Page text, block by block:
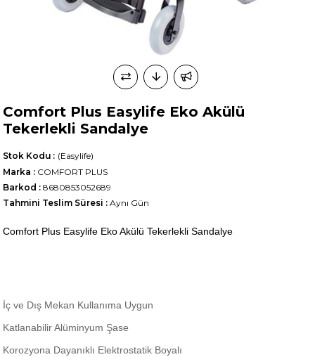
Comfort Plus Easylife Eko Akülü
Tekerlekli Sandalye
(Easylife)
Stok Kodu
Marka : COMFORT PLUS
Barkod : 8680853052689
Tahmini Teslim Süresi : Aynı Gün
Comfort Plus Easylife Eko Akülü Tekerlekli Sandalye
İç ve Dış Mekan Kullanıma Uygun
Katlanabilir Alüminyum Şase
Korozyona Dayanıklı Elektrostatik Boyalı